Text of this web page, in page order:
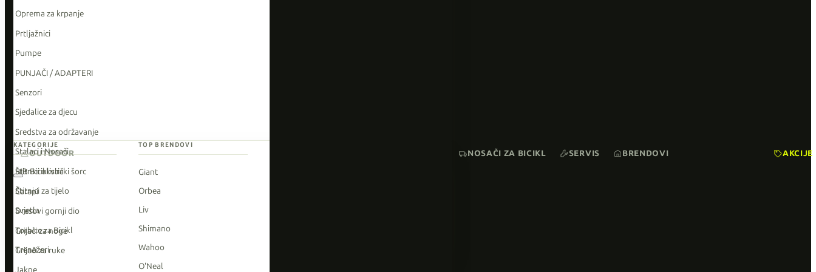
Oprema za krpanje
Prtljažnici
Pumpe
PUNJAČI / ADAPTERI
Senzori
Sjedalice za djecu
Sredstva za održavanje
Stalaci i Nosači
Štitnici okvira
Štitnici za tijelo
Svjetla
Torbice za Bicikl
Trenažeri
KATEGORIJE
BIB Biciklistički šorc
Čarapi
Dresovi gornji dio
Grijači za noge
Grijači za ruke
TOP BRENDOVI
Giant
Orbea
Liv
Shimano
Wahoo
O'Neal
OUTDOOR NOSAČI ZA BICIKL SERVIS BRENDOVI AKCIJE